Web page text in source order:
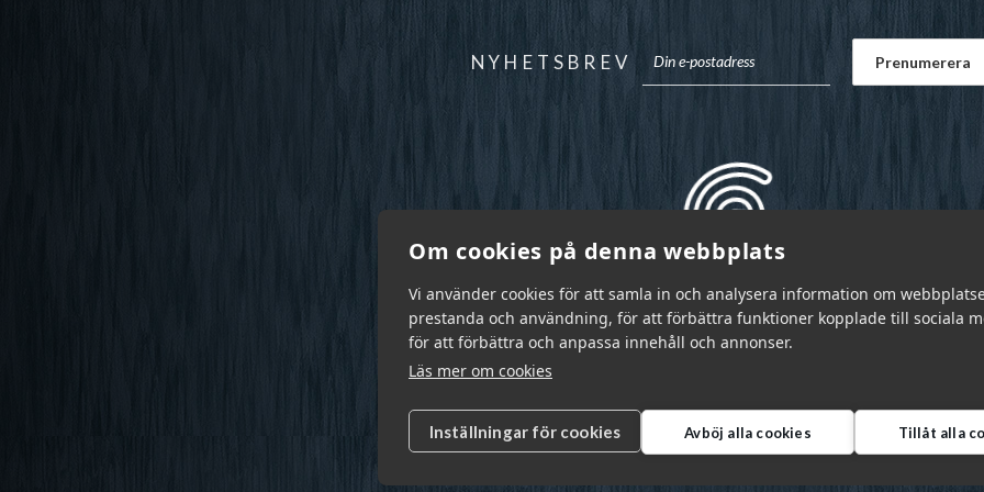
Om cookies på denna webbplats
Vi använder cookies för att samla in och analysera information om
prestanda och användning, för att förbättra funktioner kopplade till sociala
för att förbättra och anpassa innehåll och annonser.
Läs mer om cookies
Inställningar för cookies Avböj alla cookies Tillåt alla
NYHETSBREV
Garnr Sverige AB © 2026 | info@garnr.se 031 - 92